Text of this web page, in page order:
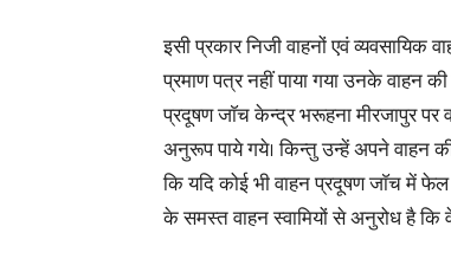
इसी प्रकार निजी वाहनों एवं
प्रमाण पत्र नहीं पाया गया उनके वाहन
प्रदूषण जाॅच केन्द्र भरूहना मीरजापुर पर
अनुरूप पाये गये। किन्तु उन्हें अपने वाहन
कि यदि कोई भी वाहन प्रदूषण जाॅच में
के समस्त वाहन स्वामियों से अनुरोध है